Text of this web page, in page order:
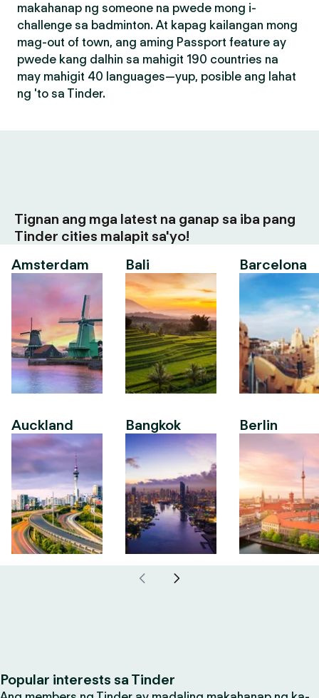
makahanap ng someone na pwede mong i-
challenge sa badminton. At kapag kailangan mong
mag-out of town, ang aming Passport feature ay
pwede kang dalhin sa mahigit 190 countries na
may mahigit 40 languages—yup, posible ang lahat
ng 'to sa Tinder.
Tignan ang mga latest na ganap sa iba pang
Tinder cities malapit sa'yo!
Amsterdam
Auckland
Bali
Bangkok
Barcelona
Berlin
Popular interests sa Tinder